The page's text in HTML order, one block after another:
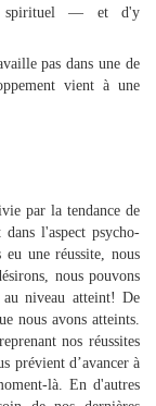
spirituel — et d'y
pas dans une de
vient à une
par la tendance de
l'aspect psycho-
eu une réussite, nous
nous pouvons
niveau atteint! De
nous avons atteints.
nos réussites
prévient d’avancer à
là. En d'autres